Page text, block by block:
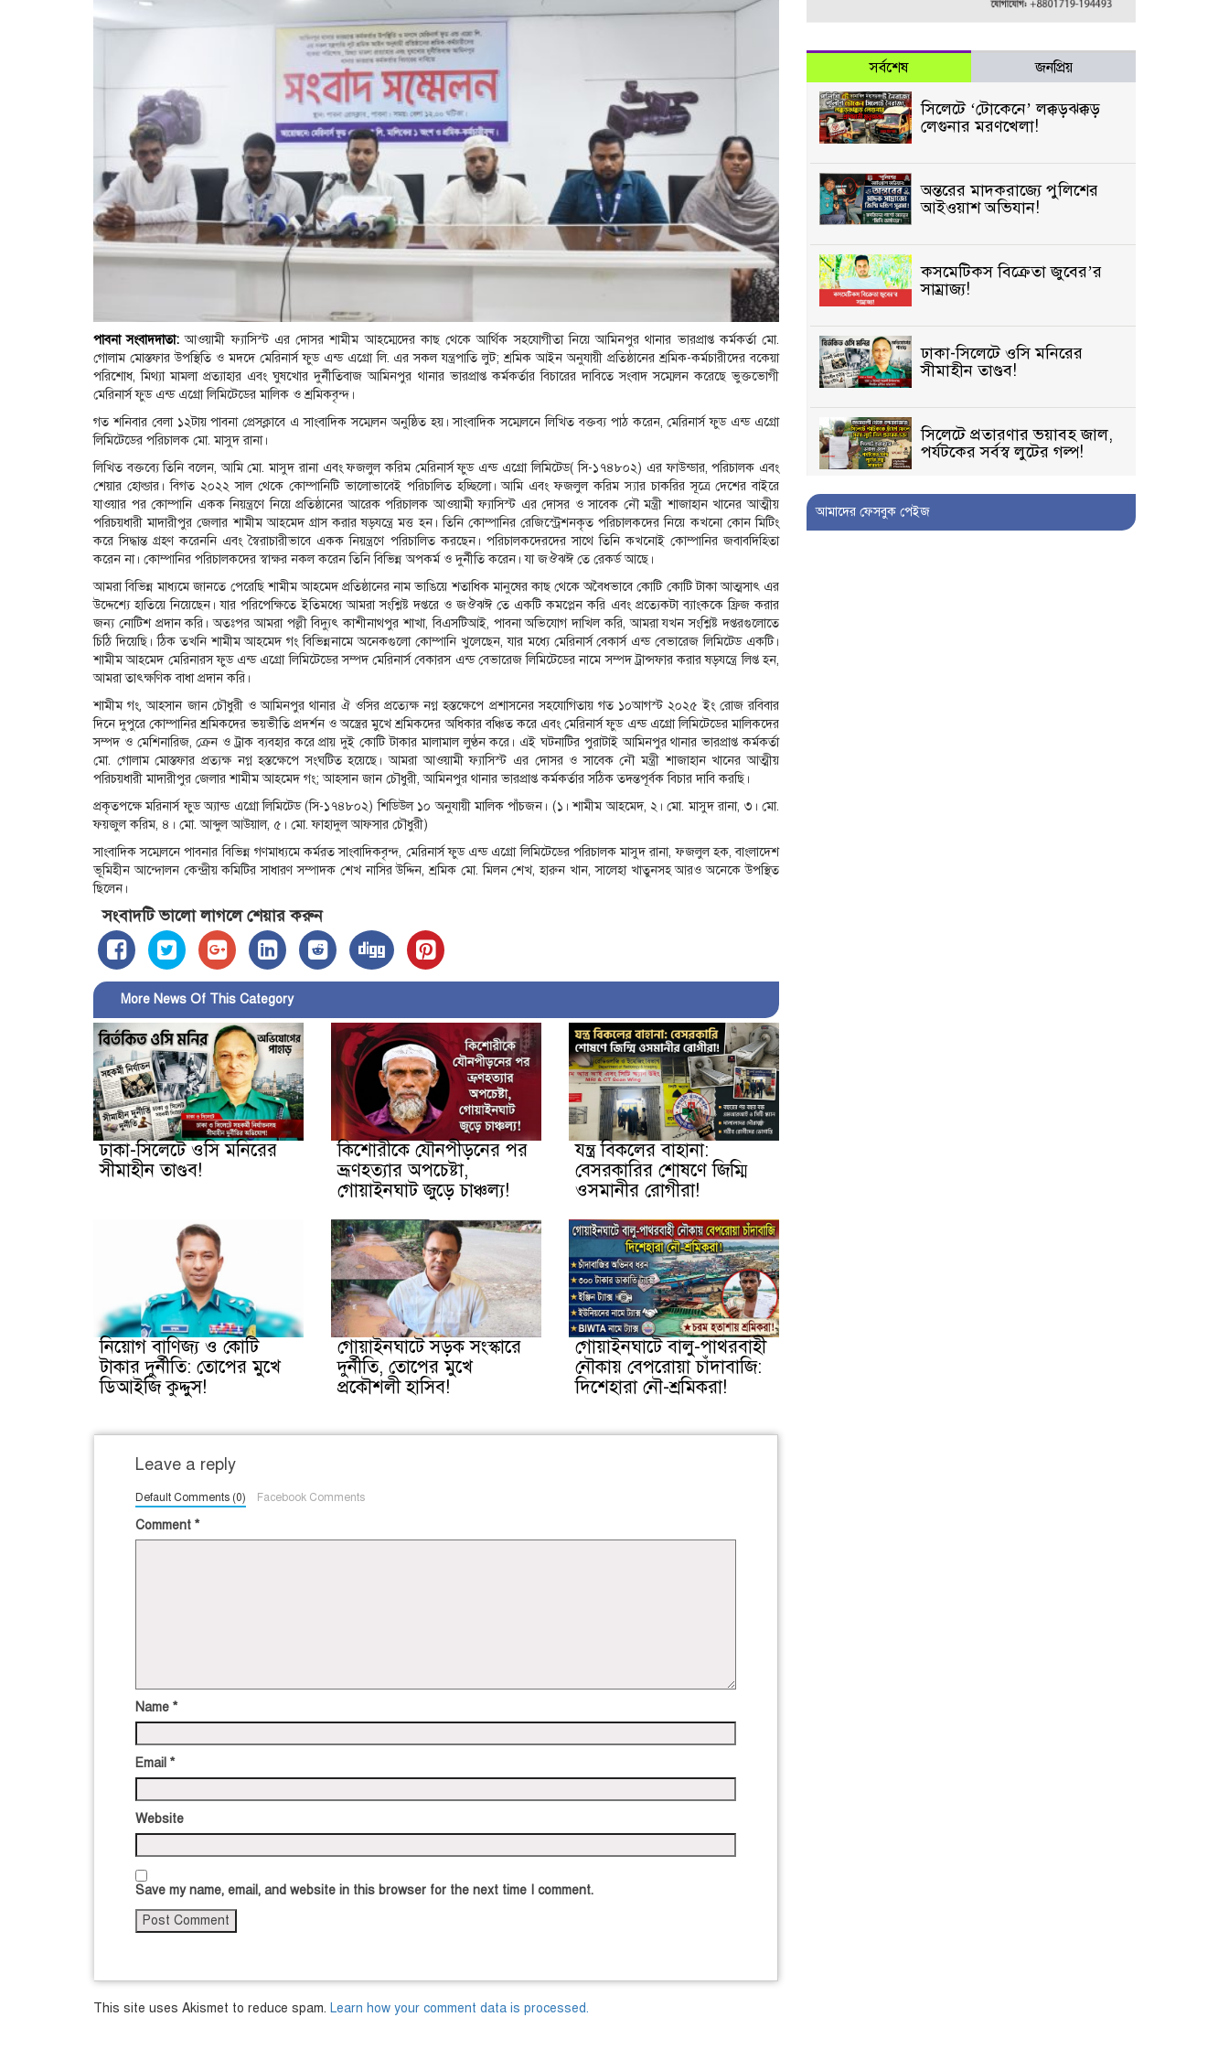
পাবনা সংবাদদাতা: আওয়ামী ফ্যাসিস্ট এর দোসর শামীম আহম্মেদের কাছ থেকে আর্থিক সহযোগীতা নিয়ে আমিনপুর থানার ভারপ্রাপ্ত কর্মকর্তা মো.
গোলাম মোস্তফার উপস্থিতি ও মদদে মেরিনার্স ফুড এন্ড এগ্রো লি. এর সকল যন্ত্রপাতি লুট; শ্রমিক আইন অনুযায়ী প্রতিষ্ঠানের শ্রমিক-কর্মচারীদের বকেয়া
পরিশোধ, মিথ্যা মামলা প্রত্যাহার এবং ঘুষখোর দুর্নীতিবাজ আমিনপুর থানার ভারপ্রাপ্ত কর্মকর্তার বিচারের দাবিতে সংবাদ সম্মেলন করেছে ভুক্তভোগী
মেরিনার্স ফুড এন্ড এগ্রো লিমিটেডের মালিক ও শ্রমিকবৃন্দ।
গত শনিবার বেলা ১২টায় পাবনা প্রেসক্লাবে এ সাংবাদিক সম্মেলন অনুষ্ঠিত হয়। সাংবাদিক সম্মেলনে লিখিত বক্তব্য পাঠ করেন, মেরিনার্স ফুড এন্ড এগ্রো
লিমিটেডের পরিচালক মো. মাসুদ রানা।
লিখিত বক্তব্যে তিনি বলেন, আমি মো. মাসুদ রানা এবং ফজলুল করিম মেরিনার্স ফুড এন্ড এগ্রো লিমিটেড( সি-১৭৪৮০২) এর ফাউন্ডার, পরিচালক এবং
শেয়ার হোল্ডার। বিগত ২০২২ সাল থেকে কোম্পানিটি ভালোভাবেই পরিচালিত হচ্ছিলো। আমি এবং ফজলুল করিম স্যার চাকরির সূত্রে দেশের বাইরে
যাওয়ার পর কোম্পানি একক নিয়ন্ত্রণে নিয়ে প্রতিষ্ঠানের আরেক পরিচালক আওয়ামী ফ্যাসিস্ট এর দোসর ও সাবেক নৌ মন্ত্রী শাজাহান খানের আত্মীয়
পরিচয়ধারী মাদারীপুর জেলার শামীম আহমেদ গ্রাস করার ষড়যন্ত্রে মত্ত হন। তিনি কোম্পানির রেজিস্ট্রেশনকৃত পরিচালকদের নিয়ে কখনো কোন মিটিং
করে সিদ্ধান্ত গ্রহণ করেননি এবং স্বৈরাচারীভাবে একক নিয়ন্ত্রণে পরিচালিত করছেন। পরিচালকদেরদের সাথে তিনি কখনোই কোম্পানির জবাবদিহিতা
করেন না। কোম্পানির পরিচালকদের স্বাক্ষর নকল করেন তিনি বিভিন্ন অপকর্ম ও দুর্নীতি করেন। যা জঔঝঈ তে রেকর্ড আছে।
আমরা বিভিন্ন মাধ্যমে জানতে পেরেছি শামীম আহমেদ প্রতিষ্ঠানের নাম ভাঙিয়ে শতাধিক মানুষের কাছ থেকে অবৈধভাবে কোটি কোটি টাকা আত্মসাৎ এর
উদ্দেশ্যে হাতিয়ে নিয়েছেন। যার পরিপেক্ষিতে ইতিমধ্যে আমরা সংশ্লিষ্ট দপ্তরে ও জঔঝঈ তে একটি কমপ্লেন করি এবং প্রত্যেকটা ব্যাংককে ফ্রিজ করার
জন্য নোটিশ প্রদান করি। অতঃপর আমরা পল্লী বিদ্যুৎ কাশীনাথপুর শাখা, বিএসটিআই, পাবনা অভিযোগ দাখিল করি, আমরা যখন সংশ্লিষ্ট দপ্তরগুলোতে
চিঠি দিয়েছি। ঠিক তখনি শামীম আহমেদ গং বিভিন্ননামে অনেকগুলো কোম্পানি খুলেছেন, যার মধ্যে মেরিনার্স বেকার্স এন্ড বেভারেজ লিমিটেড একটি।
শামীম আহমেদ মেরিনারস ফুড এন্ড এগ্রো লিমিটেডের সম্পদ মেরিনার্স বেকারস এন্ড বেভারেজ লিমিটেডের নামে সম্পদ ট্রান্সফার করার ষড়যন্ত্রে লিপ্ত হন,
আমরা তাৎক্ষণিক বাধা প্রদান করি।
শামীম গং, আহসান জান চৌধুরী ও আমিনপুর থানার ঐ ওসির প্রত্যেক্ষ নগ্ন হস্তক্ষেপে প্রশাসনের সহযোগিতায় গত ১০আগস্ট ২০২৫ ইং রোজ রবিবার
দিনে দুপুরে কোম্পানির শ্রমিকদের ভয়ভীতি প্রদর্শন ও অস্ত্রের মুখে শ্রমিকদের অধিকার বঞ্চিত করে এবং মেরিনার্স ফুড এন্ড এগ্রো লিমিটেডের মালিকদের
সম্পদ ও মেশিনারিজ, ক্রেন ও ট্রাক ব্যবহার করে প্রায় দুই কোটি টাকার মালামাল লুণ্ঠন করে। এই ঘটনাটির পুরাটাই আমিনপুর থানার ভারপ্রাপ্ত কর্মকর্তা
মো. গোলাম মোস্তফার প্রত্যক্ষ নগ্ন হস্তক্ষেপে সংঘটিত হয়েছে। আমরা আওয়ামী ফ্যাসিস্ট এর দোসর ও সাবেক নৌ মন্ত্রী শাজাহান খানের আত্মীয়
পরিচয়ধারী মাদারীপুর জেলার শামীম আহমেদ গং; আহসান জান চৌধুরী, আমিনপুর থানার ভারপ্রাপ্ত কর্মকর্তার সঠিক তদন্তপূর্বক বিচার দাবি করছি।
প্রকৃতপক্ষে মরিনার্স ফুড অ্যান্ড এগ্রো লিমিটেড (সি-১৭৪৮০২) শিডিউল ১০ অনুযায়ী মালিক পাঁচজন। (১। শামীম আহমেদ, ২। মো. মাসুদ রানা, ৩। মো.
ফয়জুল করিম, ৪। মো. আব্দুল আউয়াল, ৫। মো. ফাহাদুল আফসার চৌধুরী)
সাংবাদিক সম্মেলনে পাবনার বিভিন্ন গণমাধ্যমে কর্মরত সাংবাদিকবৃন্দ, মেরিনার্স ফুড এন্ড এগ্রো লিমিটেডের পরিচালক মাসুদ রানা, ফজলুল হক, বাংলাদেশ
ভূমিহীন আন্দোলন কেন্দ্রীয় কমিটির সাধারণ সম্পাদক শেখ নাসির উদ্দিন, শ্রমিক মো. মিলন শেখ, হারুন খান, সালেহা খাতুনসহ আরও অনেকে উপস্থিত
ছিলেন।
সংবাদটি ভালো লাগলে শেয়ার করুন
More News Of This Category
ঢাকা-সিলেটে ওসি মনিরের
সীমাহীন তাণ্ডব!
কিশোরীকে যৌনপীড়নের পর
ভ্রূণহত্যার অপচেষ্টা,
গোয়াইনঘাট জুড়ে চাঞ্চল্য!
যন্ত্র বিকলের বাহানা:
বেসরকারির শোষণে জিম্মি
ওসমানীর রোগীরা!
নিয়োগ বাণিজ্য ও কোটি
টাকার দুর্নীতি: তোপের মুখে
ডিআইজি কুদ্দুস!
গোয়াইনঘাটে সড়ক সংস্কারে
দুর্নীতি, তোপের মুখে
প্রকৌশলী হাসিব!
গোয়াইনঘাটে বালু-পাথরবাহী
নৌকায় বেপরোয়া চাঁদাবাজি:
দিশেহারা নৌ-শ্রমিকরা!
Leave a reply
Default Comments (0) Facebook Comments
Comment *
Name *
Email *
Website
Save my name, email, and website in this browser for the next time I comment.
This site uses Akismet to reduce spam. Learn how your comment data is processed.
সর্বশেষ জনপ্রিয়
সিলেটে ‘টোকেনে’ লক্কড়ঝক্কড়
লেগুনার মরণখেলা!
অন্তরের মাদকরাজ্যে পুলিশের
আইওয়াশ অভিযান!
কসমেটিকস বিক্রেতা জুবের’র
সাম্রাজ্য!
ঢাকা-সিলেটে ওসি মনিরের
সীমাহীন তাণ্ডব!
সিলেটে প্রতারণার ভয়াবহ জাল,
পর্যটকের সর্বস্ব লুটের গল্প!
বিআইডিসি’তে ১৫ বছরের
দখলদারিত্ব বজায় রাখতে মরিয়া
আমাদের ফেসবুক পেইজ